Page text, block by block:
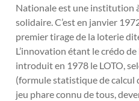
Nationale est une institution
solidaire. C’est en janvier
premier tirage de la loterie
L’innovation étant le crédo
introduit en 1978 le LOTO,
(formule statistique de calcul
jeu phare connu de tous,